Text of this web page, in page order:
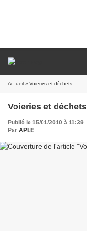
Accueil » Voieries et déchets
Voieries et déchets
Publié le 15/01/2010 à 11:39
Par APLE